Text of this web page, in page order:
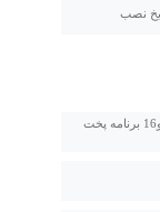
28 برنامه پخت اتوماتیک و16 برنامه پخت